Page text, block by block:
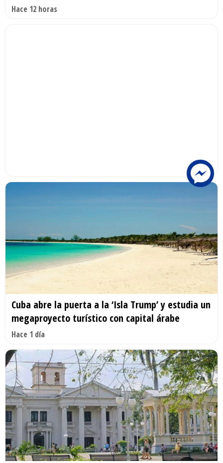
Hace 12 horas
Cuba abre la puerta a la ‘Isla Trump’ y estudia un
megaproyecto turístico con capital árabe
Hace 1 día